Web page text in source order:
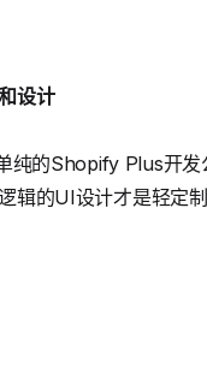
设计
纯的Shopify Plus开发
辑的UI设计才是轻定